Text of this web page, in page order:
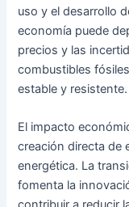
uso y el desarrollo
economía puede
precios y las
combustibles
estable y resistente.
El impacto
creación directa de
energética. La
fomenta la